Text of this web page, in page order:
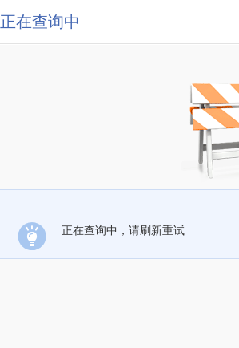
正在查询中
正在查询中，请刷新重试